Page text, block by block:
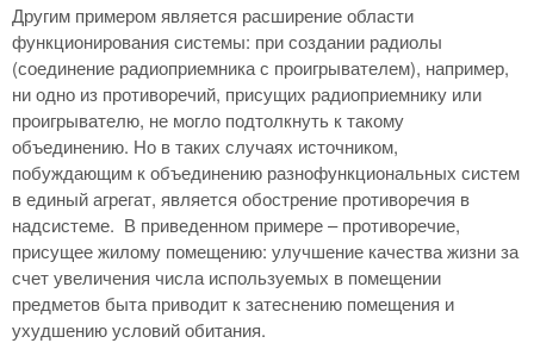
Другим примером является расширение области
функционирования системы: при создании радиолы
(соединение радиоприемника с проигрывателем), например,
ни одно из противоречий, присущих радиоприемнику или
проигрывателю, не могло подтолкнуть к такому
объединению. Но в таких случаях источником,
побуждающим к объединению разнофункциональных систем
в единый агрегат, является обострение противоречия в
надсистеме. В приведенном примере – противоречие,
присущее жилому помещению: улучшение качества жизни за
счет увеличения числа используемых в помещении
предметов быта приводит к затеснению помещения и
ухудшению условий обитания.